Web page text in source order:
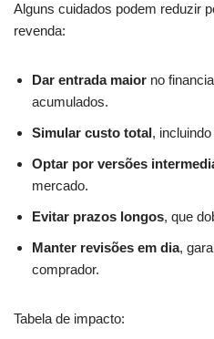
Alguns cuidados podem reduzir
revenda:
Dar entrada maior no
acumulados.
Simular custo total,
Optar por versões
mercado.
Evitar prazos longos, que
Manter revisões em dia,
comprador.
Tabela de impacto: